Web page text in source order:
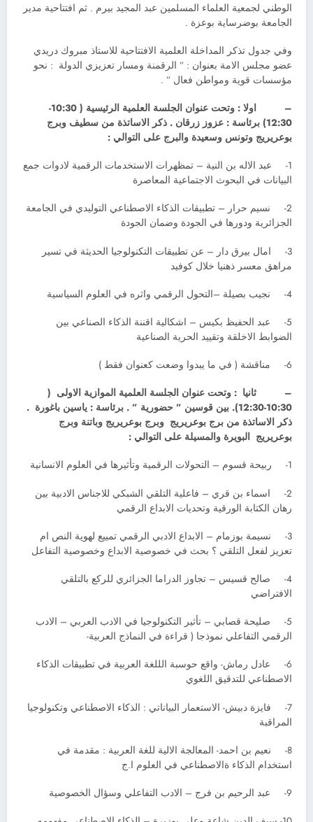
الوطني لجمعية العلماء المسلمين عبد المجيد بيرم . ثم افتتاحية مدير
الجامعة بوضرساية بوعزة .
وفي جدول تذكر المداخلة العلمية الافتتاحية للاستاذ مبروك دريدي
عضو مجلس الامة بعنوان : ” الرقمنة ومسار تعزيزي الدولة : نحو
مؤسسات قوية ومواطن فعال ” .
–
اولا : وتحت عنوان الجلسة العلمية الرئيسية ( 10:30-
12:30) برئاسة : عزوز زرقان . ذكر الاساتذة من سطيف وبرج
بوعريريج وتونس وسعيدة والبرج على التوالي :
1- عبد الاله بن النية – تمظهرات الاستخدمات الرقمية لادوات جمع
البيانات في البحوث الاجتماعية المعاصرة
2- نسيم حرار – تطبيقات الذكاء الاصطناعي التوليدي في الجامعة
الجزائرية ودورها في الجودة وضمان الجودة
3- امال بيرق دار – عن تطبيقات التكنولوجيا الحديثة في تسير
مراهق معسر ذهنيا خلال كوفيد
4- نجيب بصيلة –التحول الرقمي واثره في العلوم السياسية
5- عبد الحفيظ بكيس – اشكالية اقننة الذكاء الصناعي بين
الضوابط الاخلقة وتقييد الحرية الصناعية
6- مناقشة ( في ما يبدوا وضعت كعنوان فقط )
– ثانيا : وتحت عنوان الجلسة العلمية الموازية الاولى (
10:30-12:30). بين قوسين ” حضورية ” . برئاسة : ياسين باغورة .
ذكر الاساتذة من برج بوعريريج وبرج بوعريريج وباتنة وبرج
بوعريريج البويرة والمسيلة على التوالي :
1- ربيحة قسوم – التحولات الرقمية وتأثيرها في العلوم الانسانية
2- اسماء بن قري – فاعلية التلقي الشبكي للاجناس الادبية بين
رهان الكتابة الورقية وتحديات الابداع الرقمي
3- نسيمة بوزمام – الابداع الادبي الرقمي تمييع لهوية النص ام
تعزيز لفعل التلقي ؟ بحث في خصوصية الابداع وخصوصية التفاعل
4- صالح قسيس – تجاوز الدراما الجزائري للركع بالتلقي
الافتراضي
5- صليحة قصابي – تأثير التكنولوجيا في الادب العربي – الادب
الرقمي التفاعلي نموذجا ( قراءة في النماذج العربية-
6- عادل رماش- واقع حوسبة الللغة العربية في تطبيقات الذكاء
الاصطناعي للتدقيق اللغوي
7- فايزة دبيش- الاستعمار البياناتي : الذكاء الاصطناعي وتكنولوجيا
المراقبة
8- نعيم بن احمد- المعالجة الالية للغة العربية : مقدمة في
استخدام الذكاء ةالاصطناعي في العلوم ا.ج
9- عبد الرحيم بن فرج – الادب التفاعلي وسؤال الخصوصية